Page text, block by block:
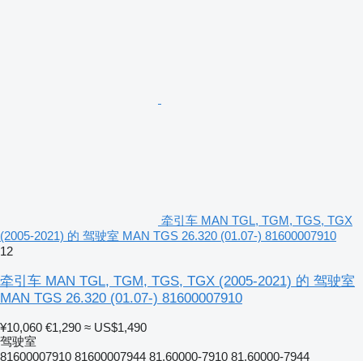
牵引车 MAN TGL, TGM, TGS, TGX
(2005-2021) 的 驾驶室 MAN TGS 26.320 (01.07-) 81600007910
12
牵引车 MAN TGL, TGM, TGS, TGX (2005-2021) 的 驾驶室
MAN TGS 26.320 (01.07-) 81600007910
¥10,060 €1,290 ≈ US$1,490
驾驶室
81600007910 81600007944 81.60000-7910 81.60000-7944